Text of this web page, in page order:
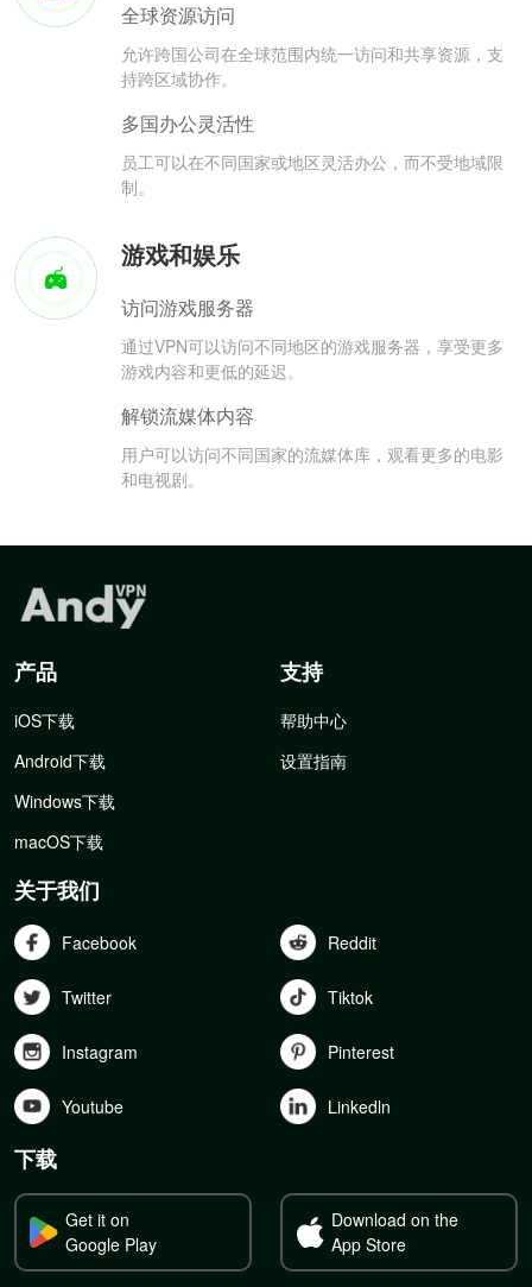
全球资源访问
允许跨国公司在全球范围内统一访问和共享资源，支
持跨区域协作。
多国办公灵活性
员工可以在不同国家或地区灵活办公，而不受地域限
制。
游戏和娱乐
访问游戏服务器
通过VPN可以访问不同地区的游戏服务器，享受更多
游戏内容和更低的延迟。
解锁流媒体内容
用户可以访问不同国家的流媒体库，观看更多的电影
和电视剧。
产品
iOS下载
Android下载
Windows下载
macOS下载
支持
帮助中心
设置指南
关于我们
Facebook Reddit
Twitter Tiktok
Instagram Pinterest
Youtube Linkedln
下载
Get it on
Google Play
Download on the
App Store